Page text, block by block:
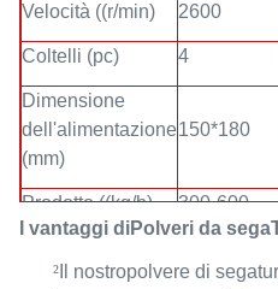
Velocità ((r/min) 2600
Coltelli (pc) 4
Dimensione
dell'alimentazione
(mm)
150*180
Prodotto ((kg/h) 300-600
motore ((kw)
7.5-11
I vantaggi diPolveri da sega
² Il nostropolvere di